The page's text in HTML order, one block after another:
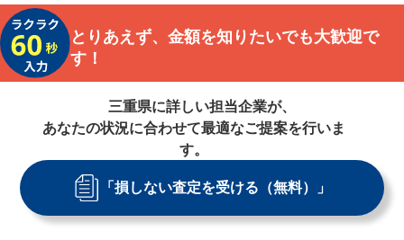
とりあえず、金額を知りたいでも大歓迎で
す！
三重県に詳しい担当企業が、
あなたの状況に合わせて最適なご提案を行いま
す。
「損しない査定を受ける（無料）」